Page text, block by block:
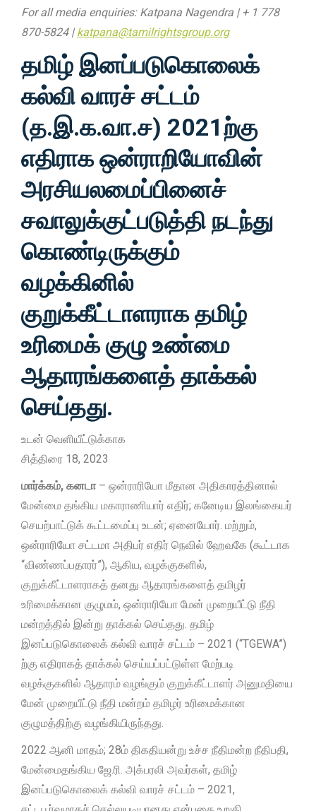
For all media enquiries: Katpana Nagendra | + 1 778
870-5824 | katpana@tamilrightsgroup.org
தமிழ் இனப்படுகொலைக்
கல்வி வாரச் சட்டம்
(த.இ.க.வா.ச) 2021ற்கு
எதிராக ஒன்ராறியோவின்
அரசியலமைப்பினைச்
சவாலுக்குட்படுத்தி நடந்து
கொண்டிருக்கும்
வழக்கினில்
குறுக்கீட்டாளராக தமிழ்
உரிமைக் குழு உண்மை
ஆதாரங்களைத் தாக்கல்
செய்தது.
உடன் வெளியீட்டுக்காக
சித்திரை 18, 2023
மார்க்கம், கனடா– ஒன்ராரியோ மீதான அதிகாரத்தினால்
மேன்மை தங்கிய மகாராணியார் எதிர்; கனேடிய இலங்கையர்
செயற்பாட்டுக் கூட்டமைப்பு உடன்; ஏனையோர். மற்றும்,
ஒன்ராரியோ சட்டமா அதிபர் எதிர் நெவில் ஹேவகே (கூட்டாக
“விண்ணப்பதாரர்”), ஆகிய, வழக்குகளில்,
குறுக்கீட்டாளராகத் தனது ஆதாரங்களைத் தமிழர்
உரிமைக்கான குழுமம், ஒன்ராரியோ மேன் முறையீட்டு நீதி
மன்றத்தில் இன்று தாக்கல் செய்தது. தமிழ்
இனப்படுகொலைக் கல்வி வாரச் சட்டம் – 2021 (“TGEWA”)
ற்கு எதிராகத் தாக்கல் செய்யப்பட்டுள்ள மேற்படி
வழக்குகளில் ஆதாரம் வழங்கும் குறுக்கீட்டாளர் அனுமதியை
மேன் முறையீட்டு நீதி மன்றம் தமிழர் உரிமைக்கான
குழுமத்திற்கு வழங்கியிருந்தது.
2022 ஆனி மாதம்; 28ம் திகதியன்று உச்ச நீதிமன்ற நீதிபதி,
மேன்மைதங்கிய ஜே.ரி. அக்பரலி அவர்கள், தமிழ்
இனப்படுகொலைக் கல்வி வாரச் சட்டம் – 2021,